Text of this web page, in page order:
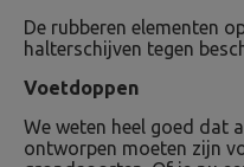
De rubberen elementen
halterschijven tegen
Voetdoppen
We weten heel goed dat
ontworpen moeten zijn